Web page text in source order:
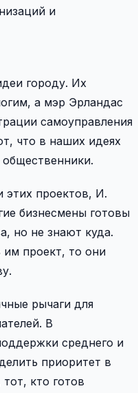
и
городу. Их
а мэр Эрландас
самоуправления
что в наших идеях
этих проектов, И.
бизнесмены готовы
но не знают куда.
им проект, то они
рычаги для
В
среднего и
приоритет в
кто готов